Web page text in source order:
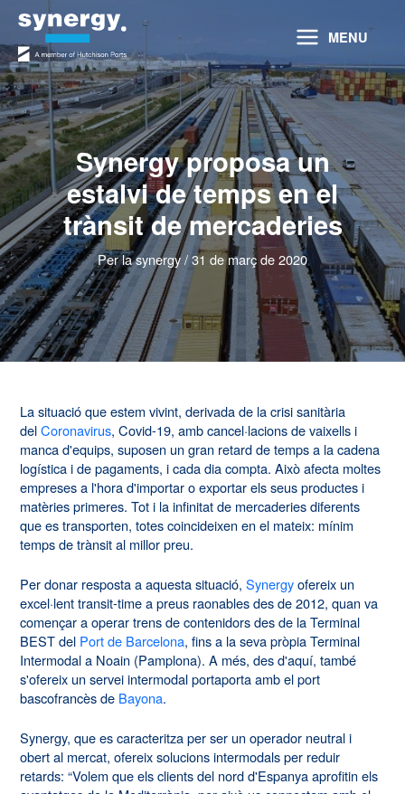
contingut
MENU
Synergy proposa un
estalvi de temps en el
trànsit de mercaderies
Perla synergy/31 de març de 2020
La situació que estem vivint, derivada de la crisi sanitària
delCoronavirus, Covid-19, amb cancel·lacions de vaixells i
manca d'equips, suposen un gran retard de temps a la cadena
logística i de pagaments, i cada dia compta. Això afecta moltes
empreses a l'hora d'importar o exportar els seus productes i
matèries primeres. Tot i la infinitat de mercaderies diferents
que es transporten, totes coincideixen en el mateix: mínim
temps de trànsit al millor preu.
Per donar resposta a aquesta situació,Synergyofereix un
excel·lent transit-time a preus raonables des de 2012, quan va
començar a operar trens de contenidors des de la Terminal
BEST del Port de Barcelona, fins a la seva pròpia Terminal
Intermodal a Noain (Pamplona). A més, des d'aquí, també
s'ofereix un servei intermodal portaporta amb el port
bascofrancès de Bayona.
Synergy, que es caracteritza per ser un operador neutral i
obert al mercat, ofereix solucions intermodals per reduir
retards: “Volem que els clients del nord d'Espanya aprofitin els